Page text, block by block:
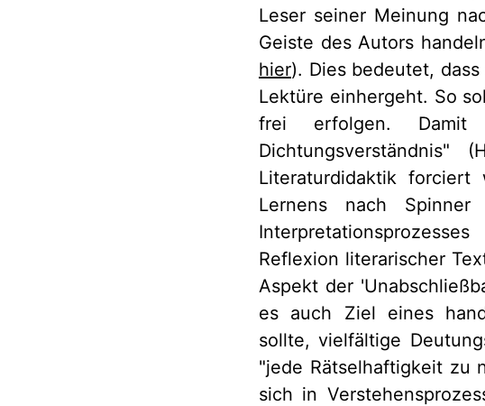
Leser seiner Meinung
Geiste des Autors
hier). Dies bedeutet,
Lektüre einhergeht. So
frei erfolgen. Damit
Literaturdidaktik
Lernens nach
Reflexion literarischer
Aspekt der
es auch Ziel eines
sollte, vielfältige
"jede Rätselhaftigkeit zu
sich in